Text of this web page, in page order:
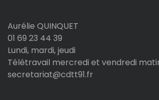
Aurélie QUINQUET
01 69 23 44 39
Lundi, mardi, jeudi
Télétravail mercredi et vendredi
secretariat@cdtt91.fr